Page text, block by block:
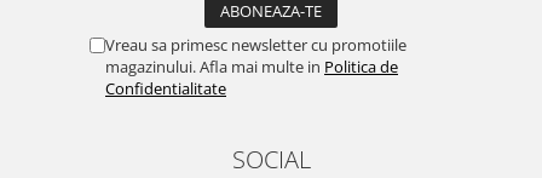
Vreau sa primesc newsletter cu promotiile
magazinului. Afla mai multe in Politica de
Confidentialitate
SOCIAL